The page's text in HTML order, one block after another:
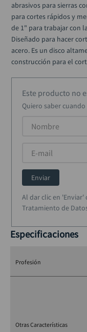
abrasivos para sierras
para cortes rápidos y
de 1" para trabajar con
Diseñado para hacer
acero. Es un disco
construcción para el
Este producto no
Quiero saber
Enviar
Al dar clic en
Tratamiento de
Especificaciones
Profesión
Otras Características